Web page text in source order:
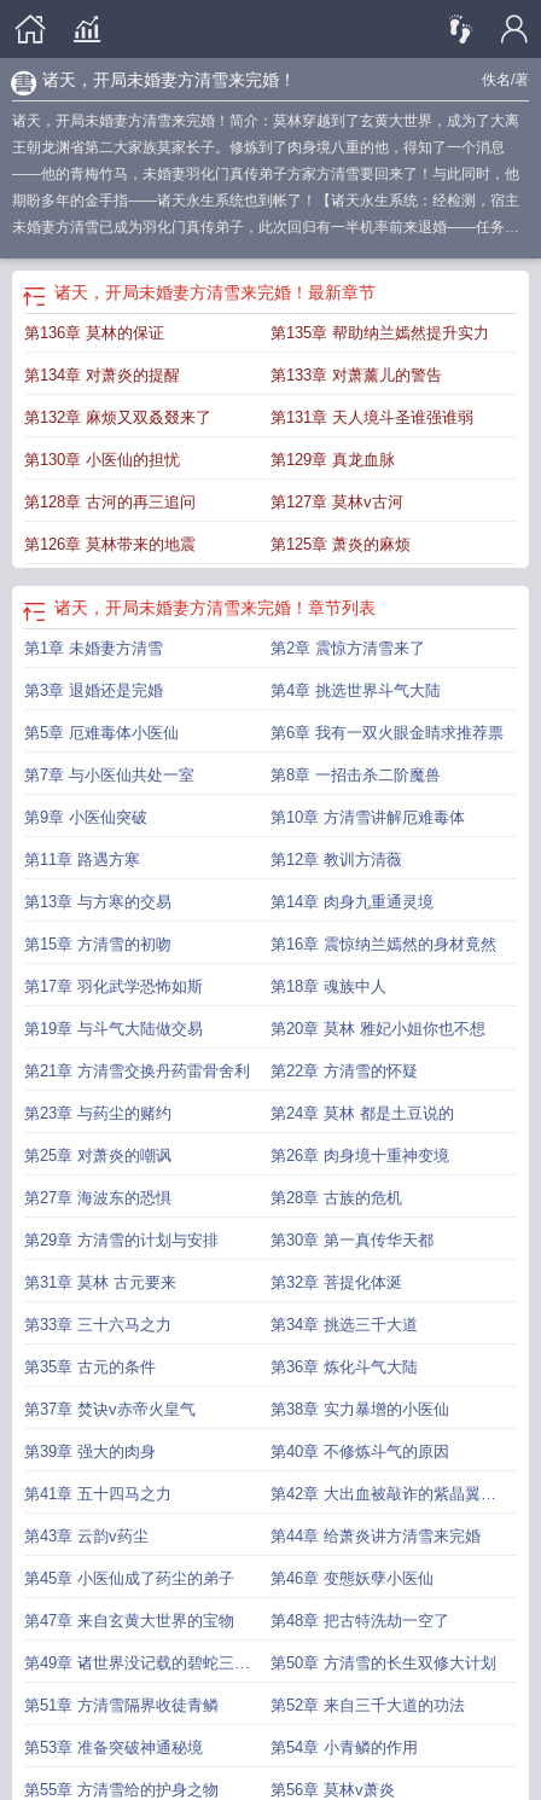
佚名/著
诸天，开局未婚妻方清雪来完婚！
诸天，开局未婚妻方清雪来完婚！简介：莫林穿越到了玄黄大世界，成为了大离
王朝龙渊省第二大家族莫家长子。修炼到了肉身境八重的他，得知了一个消息
——他的青梅竹马，未婚妻羽化门真传弟子方家方清雪要回来了！与此同时，他
期盼多年的金手指——诸天永生系统也到帐了！【诸天永生系统：经检测，宿主
未婚妻方清雪已成为羽化门真传弟子，此次回归有一半机率前来退婚——任务
高达八成，突破通灵
诸天开局未婚妻方清雪来完婚笔趣阁
婚!作者我爱吃狗带鱼
方青山诸天棋盘免费
局未婚妻方清雪来完婚!
娶方清雪的诸天诸天开局给风清扬讲笑傲正文开局诸
诸天，开局未婚妻方清雪来完婚！ 最新章节
第136章 莫林的保证 第135章 帮助纳兰嫣然提升实力
第134章 对萧炎的提醒 第133章 对萧薰儿的警告
第132章 麻烦又双叒叕来了 第131章 天人境斗圣谁强谁弱
第130章 小医仙的担忧 第129章 真龙血脉
第128章 古河的再三追问 第127章 莫林v古河
第126章 莫林带来的地震 第125章 萧炎的麻烦
诸天，开局未婚妻方清雪来完婚！ 章节列表
第1章 未婚妻方清雪 第2章 震惊方清雪来了
第3章 退婚还是完婚 第4章 挑选世界斗气大陆
第5章 厄难毒体小医仙 第6章 我有一双火眼金睛求推荐票
第7章 与小医仙共处一室 第8章 一招击杀二阶魔兽
第9章 小医仙突破 第10章 方清雪讲解厄难毒体
第11章 路遇方寒 第12章 教训方清薇
第13章 与方寒的交易 第14章 肉身九重通灵境
第15章 方清雪的初吻 第16章 震惊纳兰嫣然的身材竟然
第17章 羽化武学恐怖如斯 第18章 魂族中人
第19章 与斗气大陆做交易 第20章 莫林 雅妃小姐你也不想
第21章 方清雪交换丹药雷骨舍利 第22章 方清雪的怀疑
第23章 与药尘的赌约 第24章 莫林 都是土豆说的
第25章 对萧炎的嘲讽 第26章 肉身境十重神变境
第27章 海波东的恐惧 第28章 古族的危机
第29章 方清雪的计划与安排 第30章 第一真传华天都
第31章 莫林 古元要来 第32章 菩提化体涎
第33章 三十六马之力 第34章 挑选三千大道
第35章 古元的条件 第36章 炼化斗气大陆
第37章 焚诀v赤帝火皇气 第38章 实力暴增的小医仙
第39章 强大的肉身 第40章 不修炼斗气的原因
第41章 五十四马之力 第42章 大出血被敲诈的紫晶翼狮
王
第43章 云韵v药尘 第44章 给萧炎讲方清雪来完婚
第45章 小医仙成了药尘的弟子 第46章 变態妖孽小医仙
第47章 来自玄黄大世界的宝物 第48章 把古特洗劫一空了
第49章 诸世界没记载的碧蛇三花
瞳
第50章 方清雪的长生双修大计划
第51章 方清雪隔界收徒青鳞 第52章 来自三千大道的功法
第53章 准备突破神通秘境 第54章 小青鳞的作用
第55章 方清雪给的护身之物 第56章 莫林v萧炎